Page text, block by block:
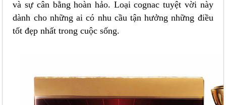
và sự cân bằng hoàn hảo. Loại cognac tuyệt vời này
dành cho những ai có nhu cầu tận hưởng những điều
tốt đẹp nhất trong cuộc sống.